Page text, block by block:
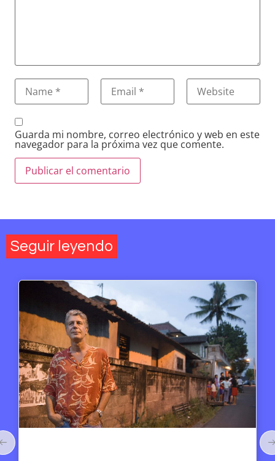
Guarda mi nombre, correo electrónico y web en este
navegador para la próxima vez que comente.
Seguir leyendo
Arte y Derechos